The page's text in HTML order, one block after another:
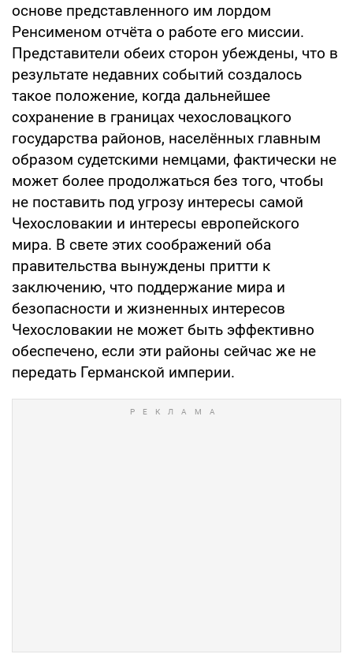
основе представленного им лордом
Ренсименом отчёта о работе его миссии.
Представители обеих сторон убеждены, что в
результате недавних событий создалось
такое положение, когда дальнейшее
сохранение в границах чехословацкого
государства районов, населённых главным
образом судетскими немцами, фактически не
может более продолжаться без того, чтобы
не поставить под угрозу интересы самой
Чехословакии и интересы европейского
мира. В свете этих соображений оба
правительства вынуждены притти к
заключению, что поддержание мира и
безопасности и жизненных интересов
Чехословакии не может быть эффективно
обеспечено, если эти районы сейчас же не
передать Германской империи.